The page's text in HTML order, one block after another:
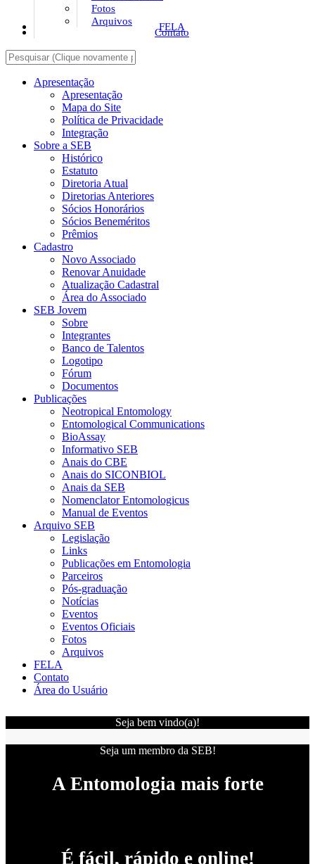
Fotos
Arquivos
FELA
Contato
Apresentação
Apresentação
Mapa do Site
Política de Privacidade
Integração
Sobre a SEB
Histórico
Estatuto
Diretoria Atual
Diretorias Anteriores
Sócios Honorários
Sócios Beneméritos
Prêmios
Cadastro
Novo Associado
Renovar Anuidade
Atualização Cadastral
Área do Associado
SEB Jovem
Sobre
Integrantes
Banco de Talentos
Logotipo
Fórum
Documentos
Publicações
Neotropical Entomology
Entomological Communications
BioAssay
Informativo SEB
Anais do CBE
Anais do SICONBIOL
Anais da SEB
Nomenclator Entomologicus
Manual de Eventos
Arquivo SEB
Legislação
Links
Publicações em Entomologia
Parceiros
Pós-graduação
Notícias
Eventos
Eventos Oficiais
Fotos
Arquivos
FELA
Contato
Área do Usuário
Seja bem vindo(a)!
Seja um membro da SEB!
A Entomologia mais forte
É fácil, rápido e online!